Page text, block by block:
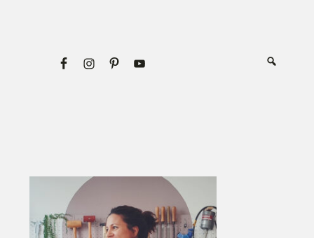
Primary
Sidebar